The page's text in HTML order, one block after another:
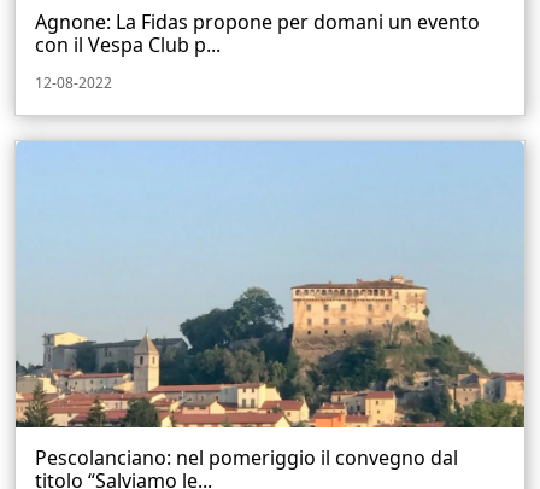
Agnone: La Fidas propone per domani un evento
con il Vespa Club p...
12-08-2022
Pescolanciano: nel pomeriggio il convegno dal
titolo “Salviamo le...